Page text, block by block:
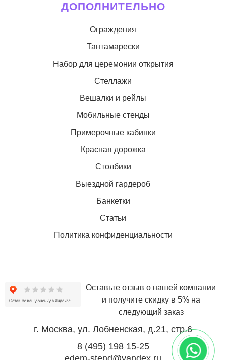
ДОПОЛНИТЕЛЬНО
Ограждения
Тантамарески
Набор для церемонии открытия
Стеллажи
Вешалки и рейлы
Мобильные стенды
Примерочные кабинки
Красная дорожка
Столбики
Выездной гардероб
Банкетки
Статьи
Политика конфиденциальности
Оставьте отзыв о нашей компании
и получите скидку в 5% на
следующий заказ
г. Москва, ул. Лобненская, д.21, стр.6
8 (495) 198 15-25